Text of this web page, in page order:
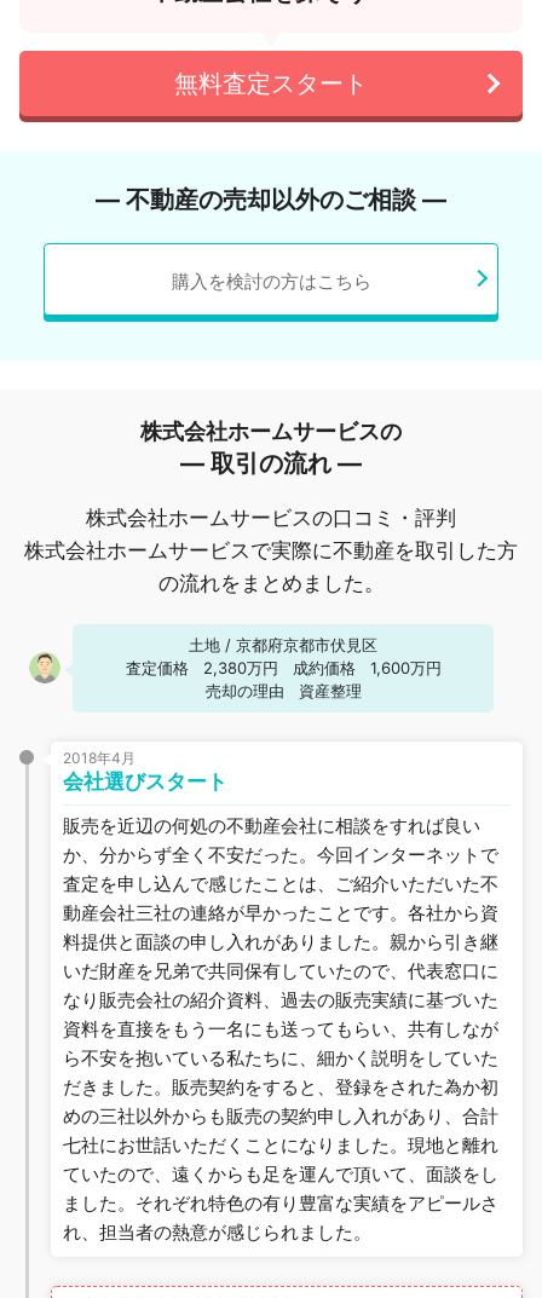
無料査定スタート
― 不動産の売却以外のご相談 ―
購入を検討の方はこちら
株式会社ホームサービスの
― 取引の流れ ―
株式会社ホームサービスの口コミ・評判
株式会社ホームサービスで実際に不動産を取引した方
の流れをまとめました。
土地 / 京都府京都市伏見区
査定価格
2,380万円 成約価格
1,600万円
売却の理由
資産整理
2018年4月
会社選びスタート
販売を近辺の何処の不動産会社に相談をすれば良い
か、分からず全く不安だった。今回インターネットで
査定を申し込んで感じたことは、ご紹介いただいた不
動産会社三社の連絡が早かったことです。各社から資
料提供と面談の申し入れがありました。親から引き継
いだ財産を兄弟で共同保有していたので、代表窓口に
なり販売会社の紹介資料、過去の販売実績に基づいた
資料を直接をもう一名にも送ってもらい、共有しなが
ら不安を抱いている私たちに、細かく説明をしていた
だきました。販売契約をすると、登録をされた為か初
めの三社以外からも販売の契約申し入れがあり、合計
七社にお世話いただくことになりました。現地と離れ
ていたので、遠くからも足を運んで頂いて、面談をし
ました。それぞれ特色の有り豊富な実績をアピールさ
れ、担当者の熱意が感じられました。